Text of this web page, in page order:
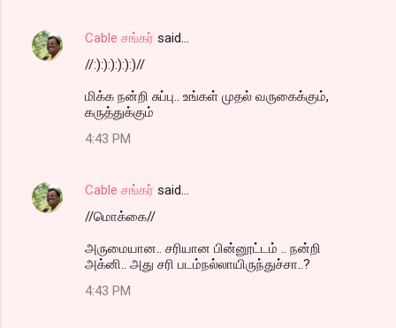
Cable சங்கர் said…
//:):):):):):)//
மிக்க நன்றி சுப்பு.. உங்கள் முதல் வருகைக்கும்,
கருத்துக்கும்
4:43 PM
Cable சங்கர் said…
//மொக்கை//
அருமையான.. சரியான பின்னூட்டம் .. நன்றி
அக்னி.. அது சரி படம்நல்லாயிருந்துச்சா..?
4:43 PM